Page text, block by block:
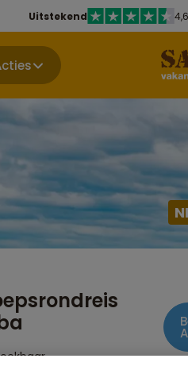
Uitstekend